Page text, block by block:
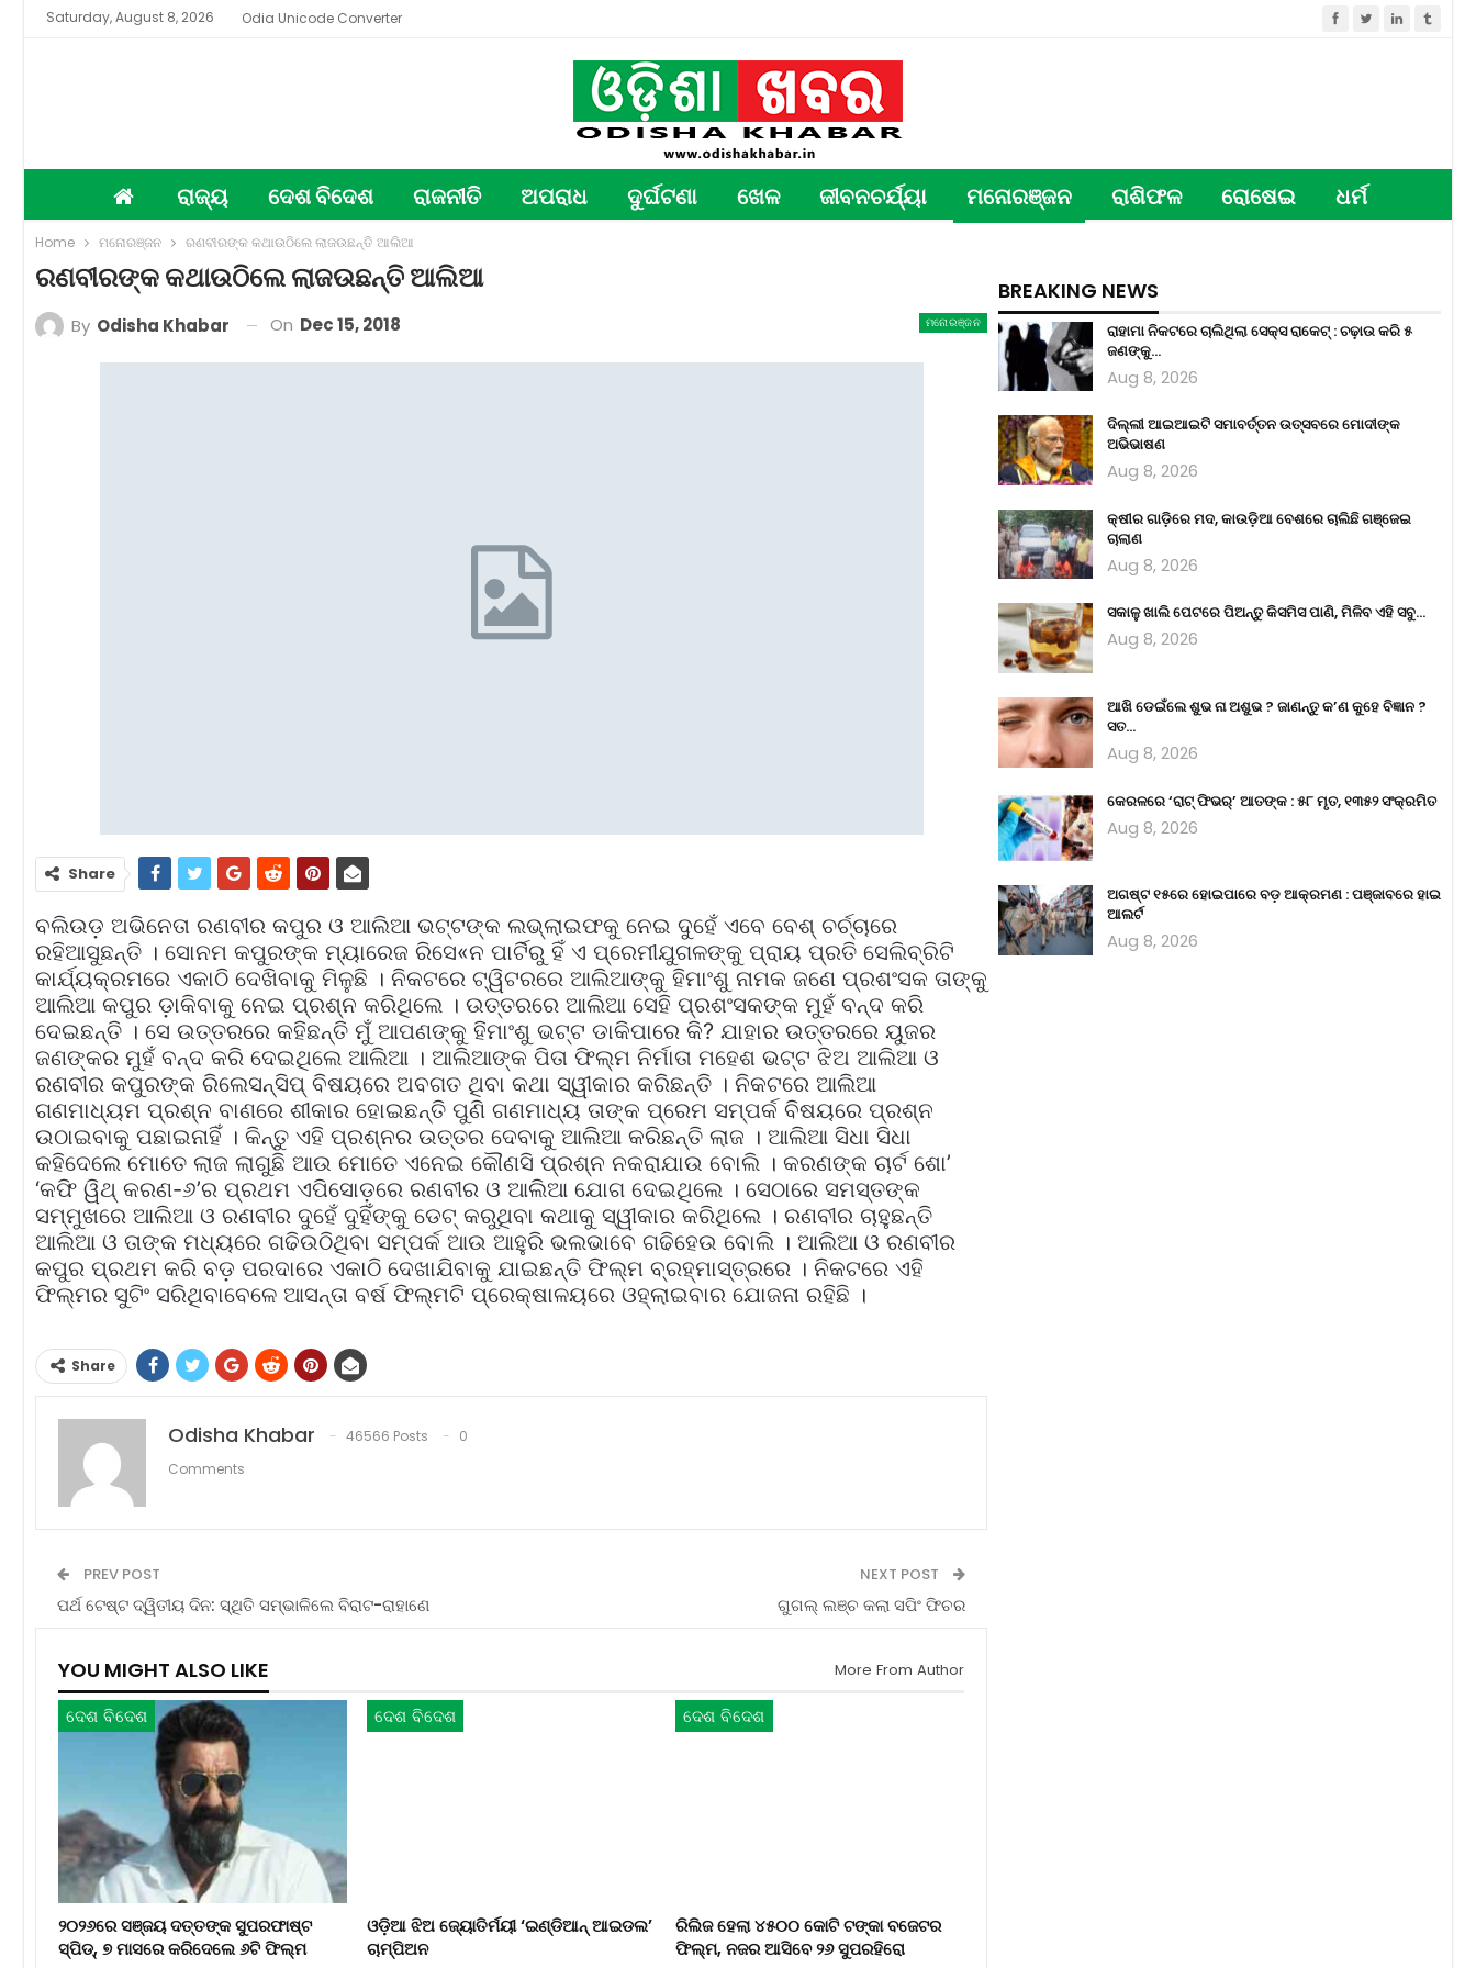
Saturday, August 8, 2026 Odia Unicode Converter
ରାଜ୍ୟ ଦେଶ ବିଦେଶ ରାଜନୀତି ଅପରାଧ ଦୁର୍ଘଟଣା ଖେଳ ଜୀବନଚର୍ଯ୍ୟା ମନୋରଞ୍ଜନ ରାଶିଫଳ ରୋଷେଇ ଧର୍ମ
Home ମନୋରଞ୍ଜନ ରଣବୀରଙ୍କ କଥାଉଠିଲେ ଲାଜଉଛନ୍ତି ଆଲିଆ
ରଣବୀରଙ୍କ କଥାଉଠିଲେ ଲାଜଉଛନ୍ତି ଆଲିଆ
ମନୋରଞ୍ଜନ
By Odisha Khabar On Dec 15, 2018
Share
ବଲିଉଡ଼ ଅଭିନେତା ରଣବୀର କପୁର ଓ ଆଲିଆ ଭଟ୍ଟଙ୍କ ଲଭ୍‌ଲାଇଫକୁ ନେଇ ଦୁହେଁ ଏବେ ବେଶ୍‌ ଚର୍ଚ୍ଚାରେ
ରହିଆସୁଛନ୍ତି । ସୋନମ କପୁରଙ୍କ ମ୍ୟାରେଜ ରିସେ«ନ ପାର୍ଟିରୁ ହିଁ ଏ ପ୍ରେମୀଯୁଗଳଙ୍କୁ ପ୍ରାୟ ପ୍ରତି ସେଲିବ୍ରିଟି
କାର୍ଯ୍ୟକ୍ରମରେ ଏକାଠି ଦେଖିବାକୁ ମିଳୁଛି । ନିକଟରେ ଟ୍ୱିଟରରେ ଆଲିଆଙ୍କୁ ହିମାଂଶୁ ନାମକ ଜଣେ ପ୍ରଶଂସକ ତାଙ୍କୁ
ଆଲିଆ କପୁର ଡ଼ାକିବାକୁ ନେଇ ପ୍ରଶ୍ନ କରିଥିଲେ । ଉତ୍ତରରେ ଆଲିଆ ସେହି ପ୍ରଶଂସକଙ୍କ ମୁହଁ ବନ୍ଦ କରି
ଦେଇଛନ୍ତି । ସେ ଉତ୍ତରରେ କହିଛନ୍ତି ମୁଁ ଆପଣଙ୍କୁ ହିମାଂଶୁ ଭଟ୍ଟ ଡାକିପାରେ କି? ଯାହାର ଉତ୍ତରରେ ୟୁଜର
ଜଣଙ୍କର ମୁହଁ ବନ୍ଦ କରି ଦେଇଥିଲେ ଆଲିଆ । ଆଲିଆଙ୍କ ପିତା ଫିଲ୍ମ ନିର୍ମାତା ମହେଶ ଭଟ୍ଟ ଝିଅ ଆଲିଆ ଓ
ରଣବୀର କପୁରଙ୍କ ରିଲେସନ୍‌ସିପ୍‌ ବିଷୟରେ ଅବଗତ ଥିବା କଥା ସ୍ୱୀକାର କରିଛନ୍ତି । ନିକଟରେ ଆଲିଆ
ଗଣମାଧ୍ୟମ ପ୍ରଶ୍ନ ବାଣରେ ଶୀକାର ହୋଇଛନ୍ତି ପୁଣି ଗଣମାଧ୍ୟ ତାଙ୍କ ପ୍ରେମ ସମ୍ପର୍କ ବିଷୟରେ ପ୍ରଶ୍ନ
ଉଠାଇବାକୁ ପଛାଇନାହିଁ । କିନ୍ତୁ ଏହି ପ୍ରଶ୍ନର ଉତ୍ତର ଦେବାକୁ ଆଲିଆ କରିଛନ୍ତି ଲାଜ । ଆଲିଆ ସିଧା ସିଧା
କହିଦେଲେ ମୋତେ ଲାଜ ଲାଗୁଛି ଆଉ ମୋତେ ଏନେଇ କୌଣସି ପ୍ରଶ୍ନ ନକରାଯାଉ ବୋଲି । କରଣଙ୍କ ଚାର୍ଟ ଶୋ’
‘କଫି ୱିଥ୍‌ କରଣ-୬’ର ପ୍ରଥମ ଏପିସୋଡ଼ରେ ରଣବୀର ଓ ଆଲିଆ ଯୋଗ ଦେଇଥିଲେ । ସେଠାରେ ସମସ୍ତଙ୍କ
ସମ୍ମୁଖରେ ଆଲିଆ ଓ ରଣବୀର ଦୁହେଁ ଦୁହିଁଙ୍କୁ ଡେଟ୍‌ କରୁଥିବା କଥାକୁ ସ୍ୱୀକାର କରିଥିଲେ । ରଣବୀର ଚାହୁଛନ୍ତି
ଆଲିଆ ଓ ତାଙ୍କ ମଧ୍ୟରେ ଗଢିଉଠିଥିବା ସମ୍ପର୍କ ଆଉ ଆହୁରି ଭଲଭାବେ ଗଢିହେଉ ବୋଲି । ଆଲିଆ ଓ ରଣବୀର
କପୁର ପ୍ରଥମ କରି ବଡ଼ ପରଦାରେ ଏକାଠି ଦେଖାଯିବାକୁ ଯାଇଛନ୍ତି ଫିଲ୍ମ ବ୍ରହ୍ମାସ୍ତ୍ରରେ । ନିକଟରେ ଏହି
ଫିଲ୍ମର ସୁଟିଂ ସରିଥିବାବେଳେ ଆସନ୍ତା ବର୍ଷ ଫିଲ୍ମଟି ପ୍ରେକ୍ଷାଳୟରେ ଓହ୍ଲାଇବାର ଯୋଜନା ରହିଛି ।
Share
Odisha Khabar 46566 Posts
0
Comments
PREV POST
ପର୍ଥ ଟେଷ୍ଟ ଦ୍ୱିତୀୟ ଦିନ: ସ୍ଥିତି ସମ୍ଭାଳିଲେ ବିରାଟ-ରାହାଣେ
NEXT POST
ଗୁଗଲ୍‌ ଲଞ୍ଚ କଲା ସପିଂ ଫିଚର
YOU MIGHT ALSO LIKE More From Author
ଦେଶ ବିଦେଶ
୨୦୨୬ରେ ସଞ୍ଜୟ ଦତ୍ତଙ୍କ ସୁପରଫାଷ୍ଟ
ସ୍ପିଡ୍, ୭ ମାସରେ କରିଦେଲେ ୬ଟି ଫିଲ୍ମ
ଦେଶ ବିଦେଶ
ଓଡ଼ିଆ ଝିଅ ଜ୍ୟୋତିର୍ମୟୀ ‘ଇଣ୍ଡିଆନ୍‌ ଆଇଡଲ’
ଚାମ୍ପିଅନ
ଦେଶ ବିଦେଶ
ରିଲିଜ ହେଲା ୪୫୦୦ କୋଟି ଟଙ୍କା ବଜେଟର
ଫିଲ୍ମ, ନଜର ଆସିବେ ୨୬ ସୁପରହିରୋ
BREAKING NEWS
ରାହାମା ନିକଟରେ ଚାଲିଥିଲା ସେକ୍ସ ରାକେଟ୍ : ଚଢ଼ାଉ କରି ୫
ଜଣଙ୍କୁ…
Aug 8, 2026
ଦିଲ୍ଲୀ ଆଇଆଇଟି ସମାବର୍ତ୍ତନ ଉତ୍ସବରେ ମୋଦୀଙ୍କ
ଅଭିଭାଷଣ
Aug 8, 2026
କ୍ଷୀର ଗାଡ଼ିରେ ମଦ, କାଉଡ଼ିଆ ବେଶରେ ଚାଲିଛି ଗଞ୍ଜେଇ
ଚାଲାଣ
Aug 8, 2026
ସକାଳୁ ଖାଲି ପେଟରେ ପିଅନ୍ତୁ କିସମିସ ପାଣି, ମିଳିବ ଏହି ସବୁ…
Aug 8, 2026
ଆଖି ଡେଇଁଲେ ଶୁଭ ନା ଅଶୁଭ ? ଜାଣନ୍ତୁ କ’ଣ କୁହେ ବିଜ୍ଞାନ ?
ସତ…
Aug 8, 2026
କେରଳରେ ‘ରାଟ୍ ଫିଭର୍’ ଆତଙ୍କ : ୫୮ ମୃତ, ୧୩୫୨ ସଂକ୍ରମିତ
Aug 8, 2026
ଅଗଷ୍ଟ ୧୫ରେ ହୋଇପାରେ ବଡ଼ ଆକ୍ରମଣ : ପଞ୍ଜାବରେ ହାଇ
ଆଲର୍ଟ
Aug 8, 2026